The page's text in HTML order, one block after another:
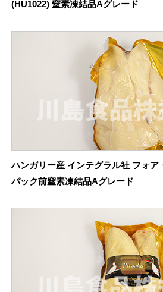
(HU1022) 窒素凍結品Aグレード
ハンガリー産 インテグラル社 フォア
パック前窒素凍結品Aグレード